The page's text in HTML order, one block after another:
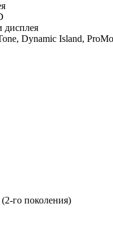
дисплея
Dynamic Island,
го поколения)